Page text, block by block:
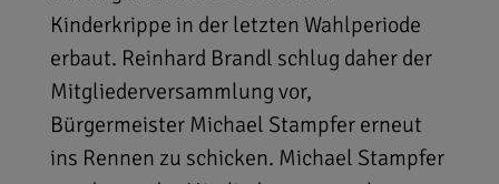
Kinderkrippe in der letzten Wahlperiode
erbaut. Reinhard Brandl schlug daher der
Mitgliederversammlung vor,
Bürgermeister Michael Stampfer erneut
ins Rennen zu schicken. Michael Stampfer